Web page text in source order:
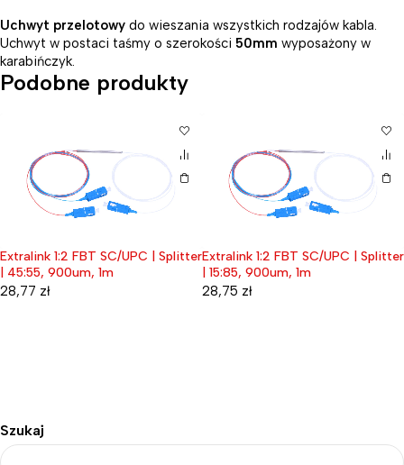
Uchwyt przelotowy do wieszania wszystkich rodzajów kabla.
Uchwyt w postaci taśmy o szerokości 50mm wyposażony w
karabińczyk.
Podobne produkty
Extralink 1:2 FBT SC/UPC | Splitter
| 45:55, 900um, 1m
28,77 zł
Extralink 1:2 FBT SC/UPC | Splitter
| 15:85, 900um, 1m
28,75 zł
Szukaj